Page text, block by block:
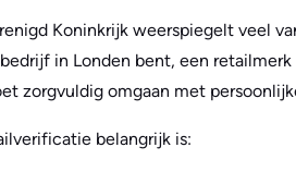
Koninkrijk weerspiegelt veel
in Londen bent, een
zorgvuldig omgaan met
belangrijk is: